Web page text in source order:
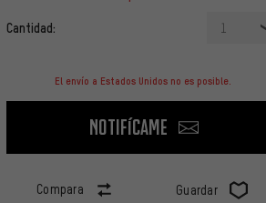
Cantidad: 1
El envío a Estados Unidos no es posible.
Notifícame
Compara Guardar